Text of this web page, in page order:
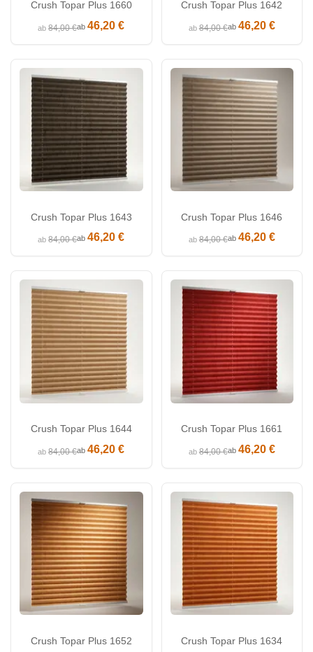
Crush Topar Plus 1660
ab84,00 €ab46,20 €
Crush Topar Plus 1642
ab84,00 €ab 46,20 €
Crush Topar Plus 1643
ab84,00 €ab46,20 €
Crush Topar Plus 1646
ab84,00 €ab 46,20 €
Crush Topar Plus 1644
ab84,00 €ab46,20 €
Crush Topar Plus 1661
ab84,00 €ab 46,20 €
Crush Topar Plus 1652 Crush Topar Plus 1634